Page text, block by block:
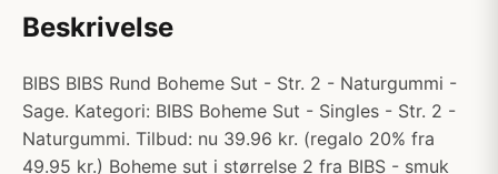
Beskrivelse
BIBS BIBS Rund Boheme Sut - Str. 2 - Naturgummi -
Sage. Kategori: BIBS Boheme Sut - Singles - Str. 2 -
Naturgummi. Tilbud: nu 39.96 kr. (regalo 20% fra
49.95 kr.) Boheme sut i størrelse 2 fra BIBS - smuk